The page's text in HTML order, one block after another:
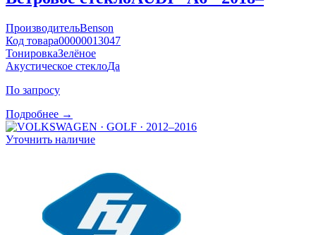
ПроизводительBenson
Код товара00000013047
ТонировкаЗелёное
Акустическое стеклоДа
По запросу
Подробнее →
Уточнить наличие